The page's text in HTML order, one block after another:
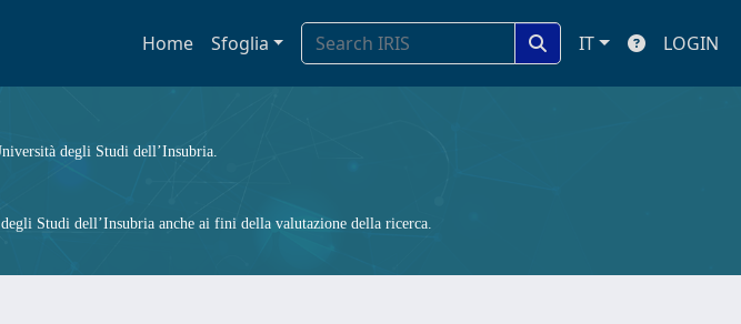
Home Sfoglia IT LOGIN
degli Studi dell’Insubria.
Studi dell’Insubria anche ai fini della valutazione della ricerca.